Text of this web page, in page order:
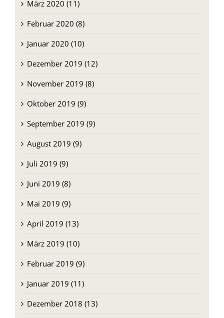
März 2020 (11)
Februar 2020 (8)
Januar 2020 (10)
Dezember 2019 (12)
November 2019 (8)
Oktober 2019 (9)
September 2019 (9)
August 2019 (9)
Juli 2019 (9)
Juni 2019 (8)
Mai 2019 (9)
April 2019 (13)
März 2019 (10)
Februar 2019 (9)
Januar 2019 (11)
Dezember 2018 (13)